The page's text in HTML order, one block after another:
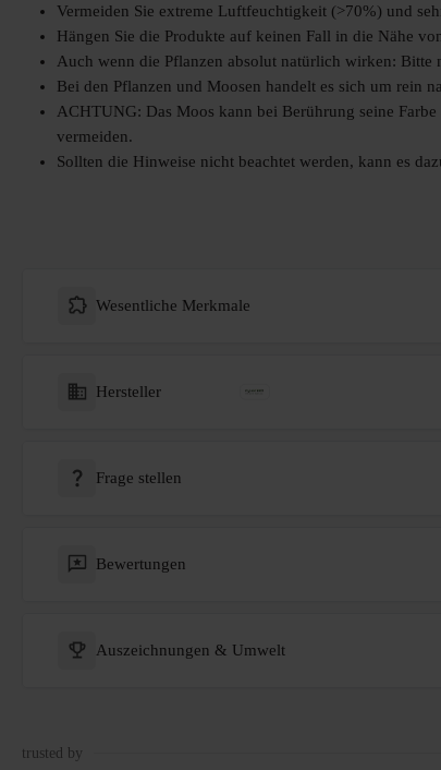
Vermeiden Sie extreme Luftfeuchtigkeit (>70%) und
Hängen Sie die Produkte auf keinen Fall in die Nähe
Auch wenn die Pflanzen absolut natürlich wirken: Bitte
Bei den Pflanzen und Moosen handelt es sich um rein
ACHTUNG: Das Moos kann bei Berührung seine
vermeiden.
Sollten die Hinweise nicht beachtet werden, kann es
Wesentliche Merkmale
Hersteller
Frage stellen
Bewertungen
Auszeichnungen & Umwelt
trusted by